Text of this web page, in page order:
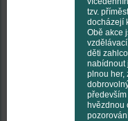
tzv.
docházejí
Obě akce
děti
nabídnout
plnou her,
hvězdnou